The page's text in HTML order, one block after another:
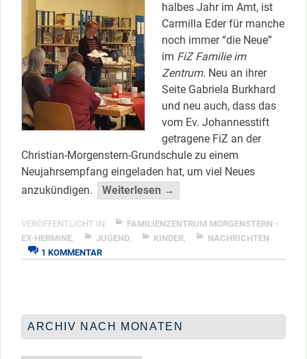
halbes Jahr im Amt, ist
Carmilla Eder für manche
noch immer “die Neue”
im FiZ Familie im
Zentrum. Neu an ihrer
Seite Gabriela Burkhard
und neu auch, dass das
vom Ev. Johannesstift
getragene FiZ an der
Christian-Morgenstern-Grundschule zu einem
Neujahrsempfang eingeladen hat, um viel Neues
anzukündigen.
Weiterlesen →
viel
Neues
VERÖFFENTLICHT IN
FAMILIENZENTRUM MORGENSTERN -
EX-HERMINE, JUGEND, KINDER,
NACHRICHTEN
1 KOMMENTARZU
IM
FIZ
ARCHIV NACH MONATEN